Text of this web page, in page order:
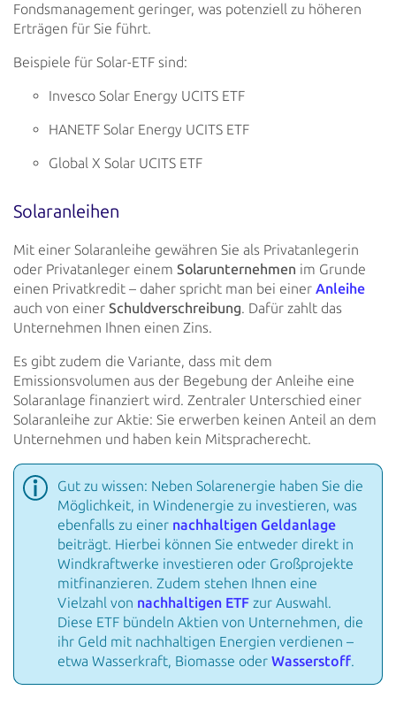
Fondsmanagement geringer, was potenziell zu höheren
Erträgen für Sie führt.
Beispiele für Solar-ETF sind:
Invesco Solar Energy UCITS ETF
HANETF Solar Energy UCITS ETF
Global X Solar UCITS ETF
Solaranleihen
Mit einer Solaranleihe gewähren Sie als Privatanlegerin
oder Privatanleger einem Solarunternehmen im Grunde
einen Privatkredit – daher spricht man bei einer Anleihe
auch von einer Schuldverschreibung. Dafür zahlt das
Unternehmen Ihnen einen Zins.
Es gibt zudem die Variante, dass mit dem
Emissionsvolumen aus der Begebung der Anleihe eine
Solaranlage finanziert wird. Zentraler Unterschied einer
Solaranleihe zur Aktie: Sie erwerben keinen Anteil an dem
Unternehmen und haben kein Mitspracherecht.
Gut zu wissen: Neben Solarenergie haben Sie die
Möglichkeit, in Windenergie zu investieren, was
ebenfalls zu einer nachhaltigen Geldanlage
beiträgt. Hierbei können Sie entweder direkt in
Windkraftwerke investieren oder Großprojekte
mitfinanzieren. Zudem stehen Ihnen eine
Vielzahl von nachhaltigen ETF zur Auswahl.
Diese ETF bündeln Aktien von Unternehmen, die
ihr Geld mit nachhaltigen Energien verdienen –
etwa Wasserkraft, Biomasse oder Wasserstoff.